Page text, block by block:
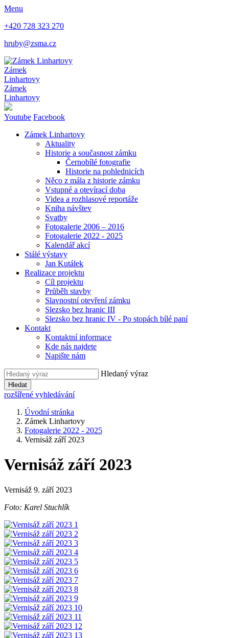
Menu
+420 728 323 270
hruby@zsma.cz
Zámek
Linhartovy
Zámek
Linhartovy
Youtube Facebook
Zámek Linhartovy
Aktuality
Historie a současnost zámku
Černobílé fotografie
Historie na pohlednicích
Něco z mála z historie zámku
Vstupné a otevírací doba
Videa a rozhlasové reportáže
Kniha návštev
Svatby
Fotogalerie 2006 – 2016
Fotogalerie 2022 - 2025
Kalendář akcí
Stálé výstavy
Jan Kutálek
Realizace projektu
Cíl projektu
Průběh stavby
Slavnostní otevření zámku
Slezsko bez hranic III
Slezsko bez hranic IV - Po stopách bílé paní
Kontakt
Kontaktní informace
Kde nás najdete
Napište nám
Hledaný výraz
Hledat
rozšířené vyhledávání
Úvodní stránka
Zámek Linhartovy
Fotogalerie 2022 - 2025
Vernisáž září 2023
Vernisáž září 2023
Vernisáž 9. září 2023
Foto: Karel Stuchlík